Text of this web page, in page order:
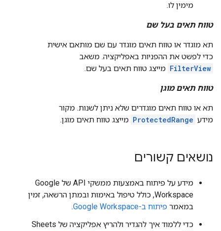
מימין לו.
טווח תאים בעל שם
תא מוגדר או טווח תאים מוגדר עם שם מותאם אישית
כדי לפשט את ההפניות באפליקציה. משאב
FilterView מייצג טווח תאים בעל שם.
טווח תאים מוגן
תא או טווח תאים מוגדרים שלא ניתן לשנות. מקור
מידע ProtectedRange מייצג טווח תאים מוגן.
נושאים קשורים
מידע על פיתוח באמצעות ממשקי API של Google
Workspace, כולל טיפול באימות ובמתן הרשאה, זמין
במאמר פיתוח ב-Google Workspace
.
כדי ללמוד איך להגדיר ולהריץ אפליקציה של Sheets